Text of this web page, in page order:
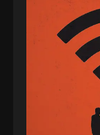
سروش کرمیان،
فائزه فتحی